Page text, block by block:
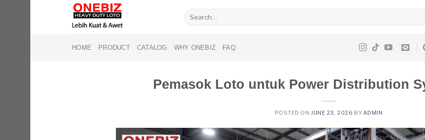
Search
for:
HOME PRODUCT CATALOG WHY ONEBIZ FAQ
Pemasok Loto untuk Power Distribution
POSTED ON JUNE 23, 2026 BY ADMIN